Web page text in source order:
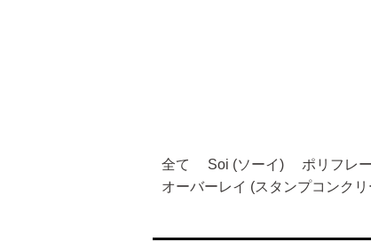
全て Soi (ソーイ) ポリフレ
オーバーレイ (スタンプコンク